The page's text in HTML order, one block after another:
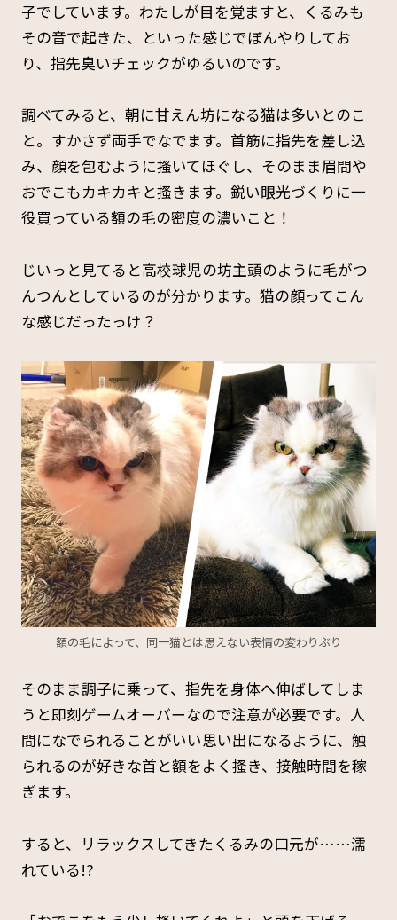
子でしています。わたしが目を覚ますと、くるみも
その音で起きた、といった感じでぼんやりしてお
り、指先臭いチェックがゆるいのです。
調べてみると、朝に甘えん坊になる猫は多いとのこ
と。すかさず両手でなでます。首筋に指先を差し込
み、顔を包むように搔いてほぐし、そのまま眉間や
おでこもカキカキと搔きます。鋭い眼光づくりに一
役買っている額の毛の密度の濃いこと！
じいっと見てると高校球児の坊主頭のように毛がつ
んつんとしているのが分かります。猫の顔ってこん
な感じだったっけ？
額の毛によって、同一猫とは思えない表情の変わりぶり
そのまま調子に乗って、指先を身体へ伸ばしてしま
うと即刻ゲームオーバーなので注意が必要です。人
間になでられることがいい思い出になるように、触
られるのが好きな首と額をよく搔き、接触時間を稼
ぎます。
すると、リラックスしてきたくるみの口元が……濡
れている!?